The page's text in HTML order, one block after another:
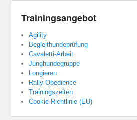
Trainingsangebot
Agility
Begleithundeprüfung
Cavaletti-Arbeit
Junghundegruppe
Longieren
Rally Obedience
Trainingszeiten
Cookie-Richtlinie (EU)